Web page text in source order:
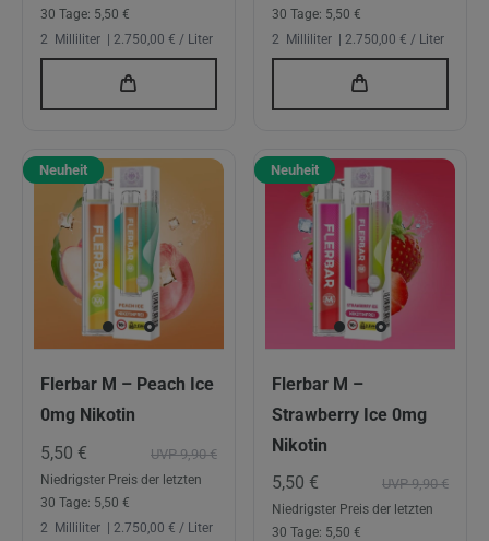
30 Tage: 5,50 €
2 Milliliter | 2.750,00 € / Liter
30 Tage: 5,50 €
2 Milliliter | 2.750,00 € / Liter
Neuheit
Flerbar M – Peach Ice
0mg Nikotin
UVP 9,90 €
5,50 €
Niedrigster Preis der letzten
30 Tage: 5,50 €
2
Milliliter | 2.750,00 € / Liter
Neuheit
Flerbar M –
Strawberry Ice 0mg
Nikotin
UVP 9,90 €
5,50 €
Niedrigster Preis der letzten
30 Tage: 5,50 €